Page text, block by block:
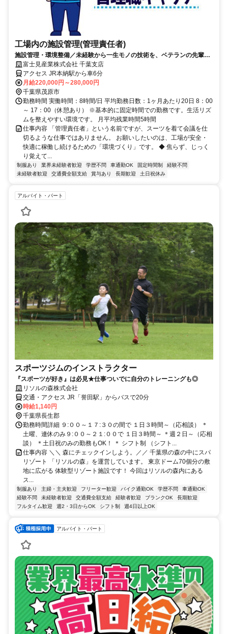
工場内の施設管理(管理責任者)
施設管理・環境整備／未経験から一生モノの技術を、ベテランの先輩が
ゆっくり引き継ぎます。フォークリフト作業あり
富士見産業株式会社 千葉支店
アクセス JR本納駅から車6分
月給220,000円～280,000円
千葉県茂原市
勤務時間 実働時間：8時間/日 平均勤務日数：1ヶ月あたり20日 8：00
～ 17：00（休憩あり） ※基本的に固定時間での勤務です。生活リズ
ムを整えやすい環境です。 月平均残業時間5時間
仕事内容 「管理責任者」という名前ですが、スーツを着て会議を仕
切るような仕事ではありません。 お願いしたいのは、工場が安全・
快適に稼働し続けるための「環境づくり」です。 ◆ 焦らず、じっく
り覚えて...
制服あり 業界未経験者歓迎 学歴不問 車通勤OK 固定時間制
経験不問
未経験者歓迎
交通費全額支給 賞与あり 長期歓迎 土日祝休み
アルバイト・パート
スポーツジムのインストラクター
『スポーツが好き』は必見★仕事ついでに自分のトレーニングも◎
リソルの森株式会社
交通・アクセス JR「誉田駅」からバスで20分
時給1,140円
千葉県長生郡
勤務時間詳細 ９:００～１７:３０の間で １日３時間～（応相談） ＊
土曜、連休のみ９:００～２１:００で １日３時間～ ＊週２日～（応相
談） ＊土日祝のみの勤務もOK！ ＊ シフト制 （シフト...
仕事内容 ＼＼ 森にチェックインしよう。／／ 千葉県の森の中にスパ
リゾート 「リソルの森」を運営しています。 東京ドーム70個分の敷
地に広がる 体験型リゾート施設です！ 今回はリソルの森内にある
ス...
制服あり 主婦・主夫歓迎 フリーター歓迎 バイク通勤OK 学歴不問
車通勤OK
経験不問
未経験者歓迎 交通費全額支給 経験者歓迎 ブランクOK
長期歓迎
フルタイム歓迎
週2・3日からOK シフト制 週4日以上OK
アルバイト・パート